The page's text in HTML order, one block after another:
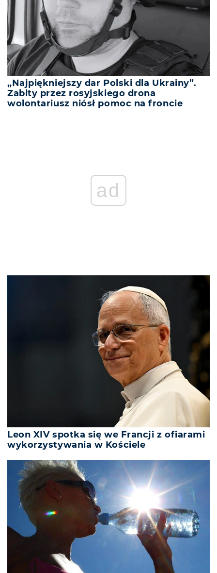
„Najpiękniejszy dar Polski dla Ukrainy”.
Zabity przez rosyjskiego drona
wolontariusz niósł pomoc na froncie
ad
Leon XIV spotka się we Francji z ofiarami
wykorzystywania w Kościele